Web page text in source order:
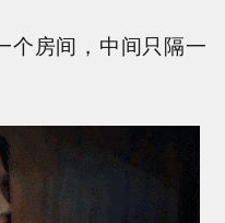
个房间，中间只隔一